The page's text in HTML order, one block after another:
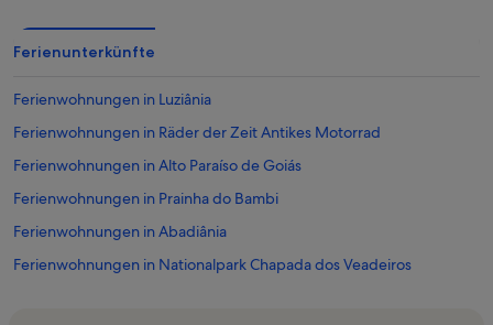
Ferienunterkünfte
Ferienwohnungen in Luziânia
Ferienwohnungen in Räder der Zeit Antikes Motorrad
Ferienwohnungen in Alto Paraíso de Goiás
Ferienwohnungen in Prainha do Bambi
Ferienwohnungen in Abadiânia
Ferienwohnungen in Nationalpark Chapada dos Veadeiros